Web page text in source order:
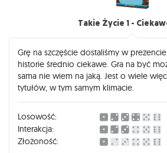
Takie Życie 1 -
Grę na szczęście dostaliśmy w
historie średnio ciekawe. Gra na być
sama nie wiem na jaką. Jest o wiele
tytułów, w tym samym klimacie.
Losowość:
Interakcja:
Złożoność: